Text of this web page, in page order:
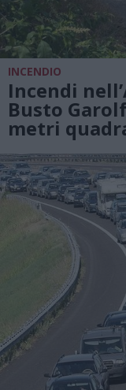
INCENDIO
Incendi
Busto
metri